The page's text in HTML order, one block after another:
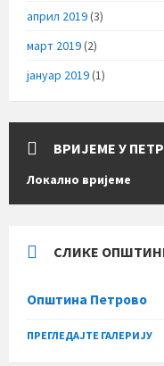
април 2019(3)
март 2019(2)
јануар 2019(1)
ВРИЈЕМЕ У
Локално вријеме
СЛИКЕ
Општина Петрово
ПРЕГЛЕДАЈТЕ ГАЛЕРИЈУ